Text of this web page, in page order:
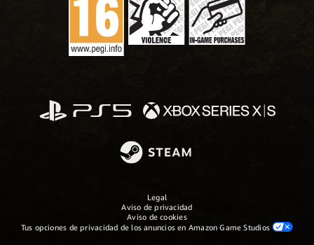
Legal
Aviso de privacidad
Aviso de cookies
Tus opciones de privacidad de los anuncios en Amazon Game Studios